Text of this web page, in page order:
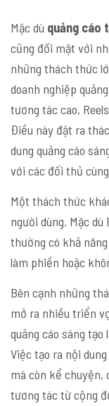
Mặc dù quảng cáo
cũng đối mặt với
những thách thức
doanh nghiệp
tương tác cao,
Điều này đặt ra
dung quảng cáo
với các đối thủ
Một thách thức
người dùng. Mặc
thường có khả
làm phiền hoặc
Bên cạnh những
mở ra nhiều triển
quảng cáo sáng
Việc tạo ra nội
mà còn kể chuyện,
tương tác từ cộng